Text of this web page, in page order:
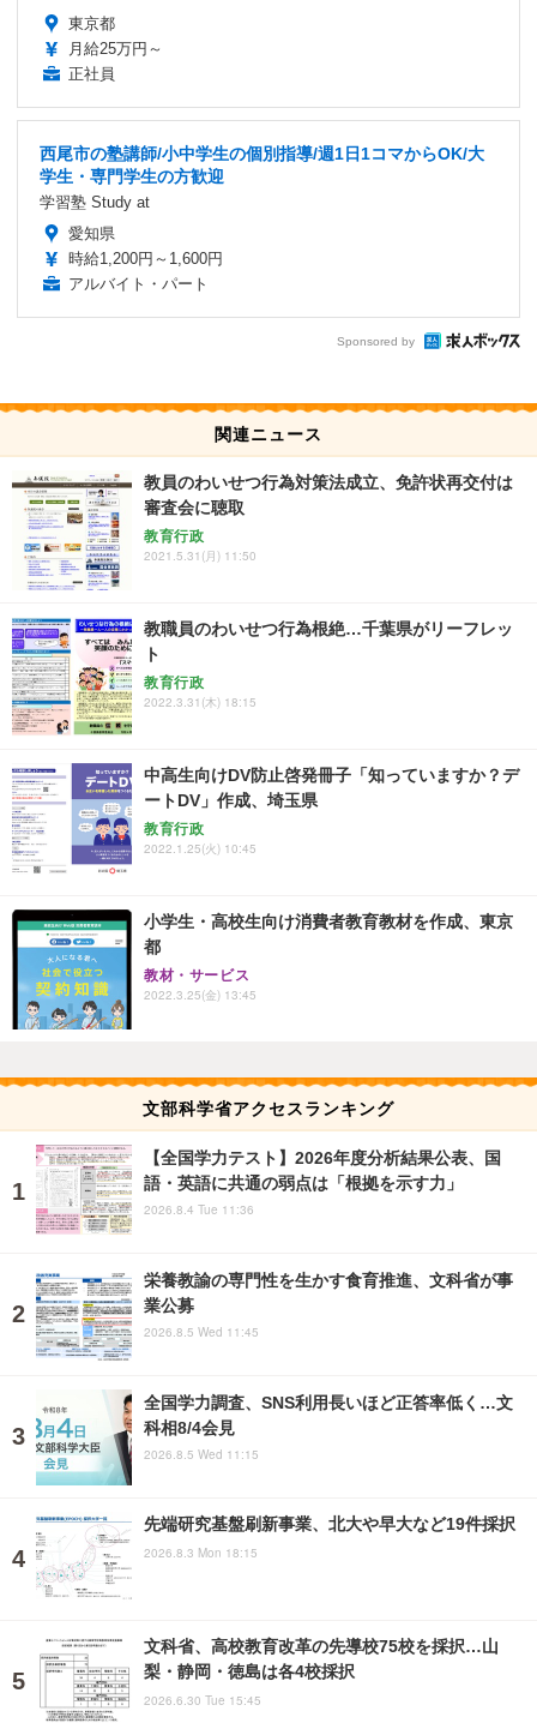
東京都
月給25万円～
正社員
西尾市の塾講師/小中学生の個別指導/週1日1コマからOK/大
学生・専門学生の方歓迎
学習塾 Study at
愛知県
時給1,200円～1,600円
アルバイト・パート
Sponsored by
関連ニュース
教員のわいせつ行為対策法成立、免許状再交付は
審査会に聴取
教育行政
2021.5.31(月) 11:50
教職員のわいせつ行為根絶…千葉県がリーフレッ
ト
教育行政
2022.3.31(木) 18:15
中高生向けDV防止啓発冊子「知っていますか？デ
ートDV」作成、埼玉県
教育行政
2022.1.25(火) 10:45
小学生・高校生向け消費者教育教材を作成、東京
都
教材・サービス
2022.3.25(金) 13:45
文部科学省アクセスランキング
【全国学力テスト】2026年度分析結果公表、国
語・英語に共通の弱点は「根拠を示す力」
2026.8.4 Tue 11:36
栄養教諭の専門性を生かす食育推進、文科省が事
業公募
2026.8.5 Wed 11:45
全国学力調査、SNS利用長いほど正答率低く…文
科相8/4会見
2026.8.5 Wed 11:15
先端研究基盤刷新事業、北大や早大など19件採択
2026.8.3 Mon 18:15
文科省、高校教育改革の先導校75校を採択…山
梨・静岡・徳島は各4校採択
2026.6.30 Tue 15:45